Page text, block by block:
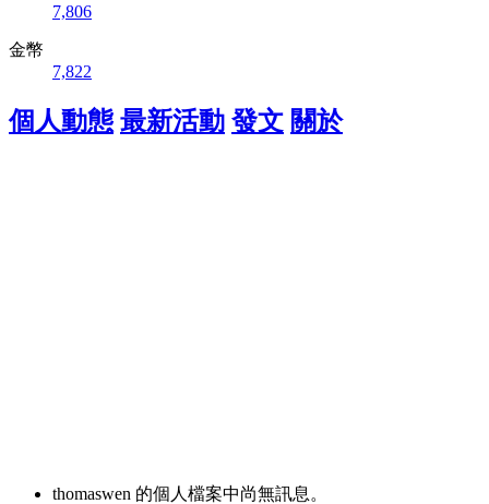
7,806
金幣
7,822
個人動態 最新活動 發文 關於
thomaswen 的個人檔案中尚無訊息。